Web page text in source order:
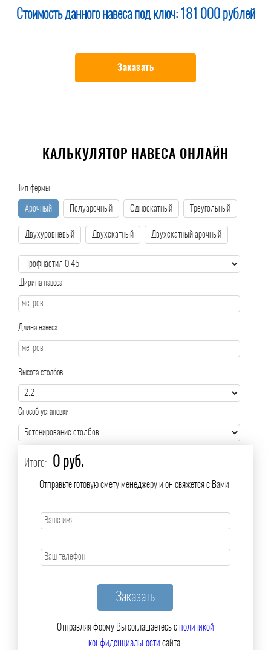
Стоимость данного навеса под ключ: 181 000 рублей
Заказать
КАЛЬКУЛЯТОР НАВЕСА ОНЛАЙН
Тип фермы
Арочный Полуарочный Односкатный Треугольный
Двухуровневый Двухскатный Двухскатный арочный
Ширина навеса
Длина навеса
Высота столбов
Способ установки
Итого: 0 руб.
Отправьте готовую смету менеджеру и он свяжется с Вами.
Отправляя форму Вы соглашаетесь сполитикой
конфиденциальности сайта.